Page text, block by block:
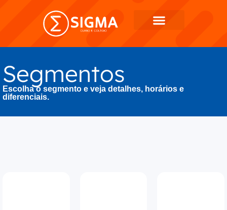
Segmentos
Escolha o segmento e veja detalhes, horários e
diferenciais.